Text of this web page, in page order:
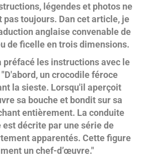
légendes et photos ne
pas toujours. Dan cet article, je
anglaise convenable de
de ficelle en trois dimensions.
préfacé les instructions avec le
un crocodile féroce
la sieste. Lorsqu'il aperçoit
sa bouche et bondit sur sa
entièrement. La conduite
est décrite par une série de
apparentés. Cette figure
un chef-d’œuvre."